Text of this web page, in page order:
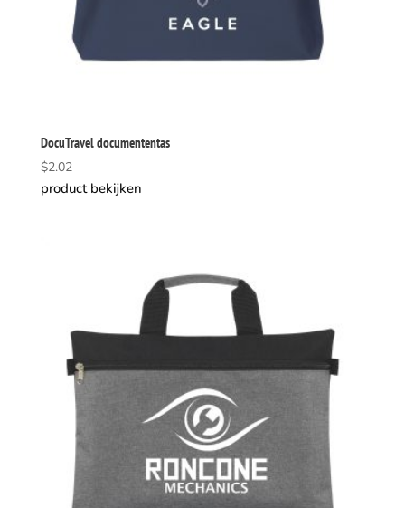
DocuTravel documententas
$2.02
product bekijken